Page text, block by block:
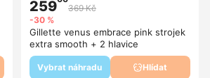
259
369 Kč
-30 %
Gillette venus embrace pink strojek
extra smooth + 2 hlavice
Vybrat náhradu Hlídat